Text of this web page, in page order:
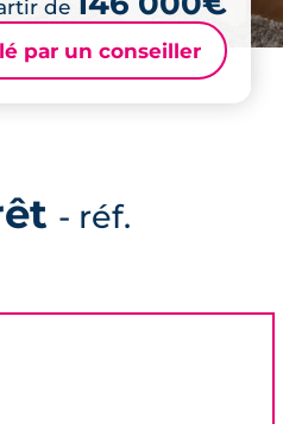
de
par un conseiller
- réf.